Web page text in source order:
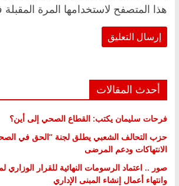
هذا المتصفح لاستخدامها المرة
أحدث المقالات
فرحات سليمان يكتب: القطاع الصحي إلى أين؟
حزب التحالف الشعبي يطلق لجنة “الحق في
الانتهاكات ودعم المرضى
صور .. اعتماد الرسومات النهائية للقرار الوزاري
وانتهاء أعمال إنشاء المبنى الإداري